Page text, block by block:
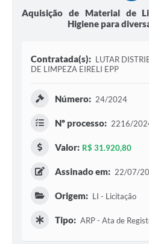
Aquisição de Material de
Higiene para
Contratada(s): LUTAR
DE LIMPEZA EIRELI EPP
Número: 24/2024
Nº processo: 2216/
Valor: R$ 31.920,80
Assinado em: 22/07/
Origem: LI - Licitação
Tipo: ARP - Ata de